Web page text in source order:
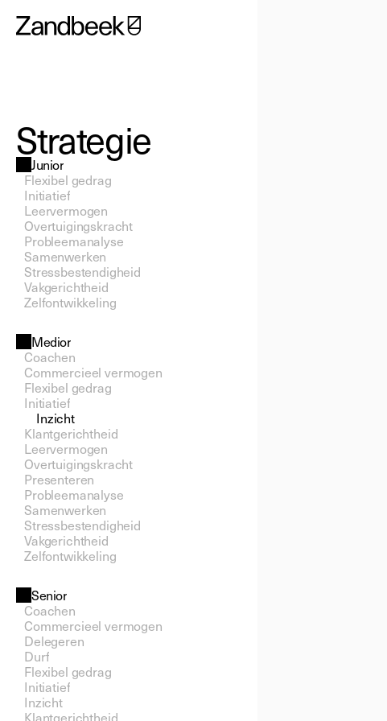
Strategie
Junior
Flexibel gedrag
Initiatief
Leervermogen
Overtuigingskracht
Probleemanalyse
Samenwerken
Stressbestendigheid
Vakgerichtheid
Zelfontwikkeling
Medior
Coachen
Commercieel vermogen
Flexibel gedrag
Initiatief
Inzicht
Klantgerichtheid
Leervermogen
Overtuigingskracht
Presenteren
Probleemanalyse
Samenwerken
Stressbestendigheid
Vakgerichtheid
Zelfontwikkeling
Senior
Coachen
Commercieel vermogen
Delegeren
Durf
Flexibel gedrag
Initiatief
Inzicht
Klantgerichtheid